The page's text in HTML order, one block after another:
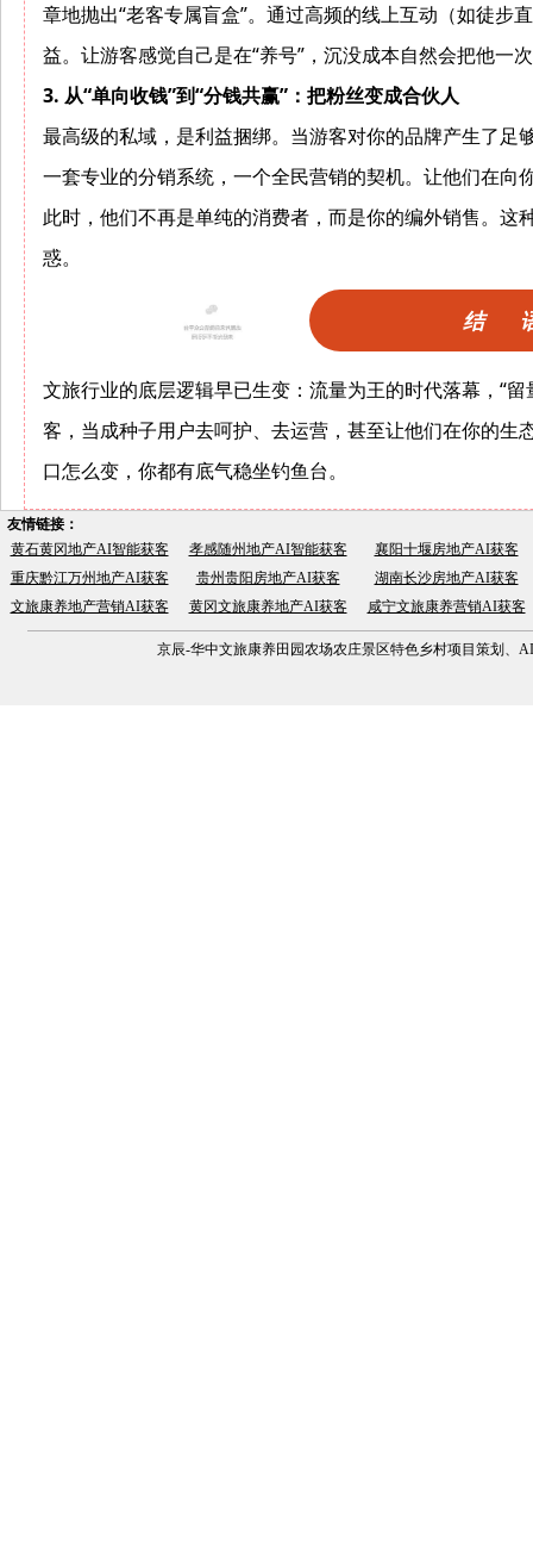
章地抛出“老客专属盲盒”。通过高频的线上互动（如徒步
益。让游客感觉自己是在“养号”，沉没成本自然会把他一
3. 从“单向收钱”到“分钱共赢”：把粉丝变成合伙人
最高级的私域，是利益捆绑。当游客对你的品牌产生了足
一套专业的分销系统，一个全民营销的契机。让他们在
此时，他们不再是单纯的消费者，而是你的编外销售。
惑。
结
文旅行业的底层逻辑早已生变：流量为王的时代落幕，“
客，当成种子用户去呵护、去运营，甚至让他们在你的生
口怎么变，你都有底气稳坐钓鱼台。
友情链接：
黄石黄冈地产AI智能获客
孝感随州地产AI智能获客
襄阳十堰房地产AI获客
重庆黔江万州地产AI获客
贵州贵阳房地产AI获客
湖南长沙房地产AI获客
文旅康养地产营销AI获客
黄冈文旅康养地产AI获客 咸宁文旅康养营销AI获客
京辰-华中文旅康养田园农场农庄景区特色乡村项目策划、